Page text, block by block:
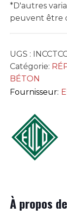
LBS
*D'autres
peuvent être
UGS :
Catégorie:
BÉTON
Fournisseur:
À propos